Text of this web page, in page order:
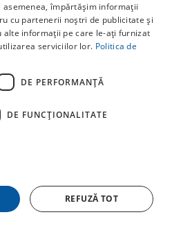
6 băi
RON
împărtășim informații
cu partenerii noștri de publicitate și
alte informații pe care le-ați furnizat
serviciilor lor. Politica de
DE PERFORMANȚĂ
DE FUNCŢIONALITATE
REFUZĂ TOT